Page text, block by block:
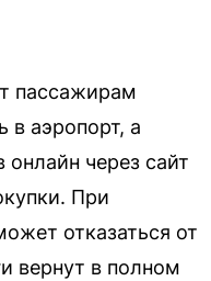
пассажирам
в аэропорт, а
через сайт
При
отказаться от
вернут в полном